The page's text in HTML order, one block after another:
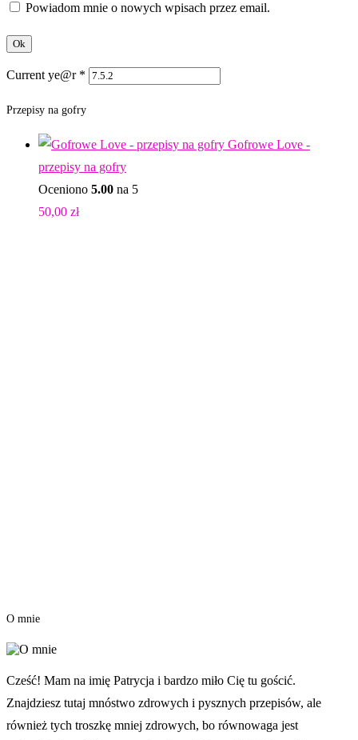
Powiadom mnie o nowych wpisach przez email.
Current ye@r *
Przepisy na gofry
Gofrowe Love -
przepisy na gofry
Oceniono 5.00 na 5
50,00 zł
O mnie
Cześć! Mam na imię Patrycja i bardzo miło Cię tu gościć.
Znajdziesz tutaj mnóstwo zdrowych i pysznych przepisów, ale
również tych troszkę mniej zdrowych, bo równowaga jest